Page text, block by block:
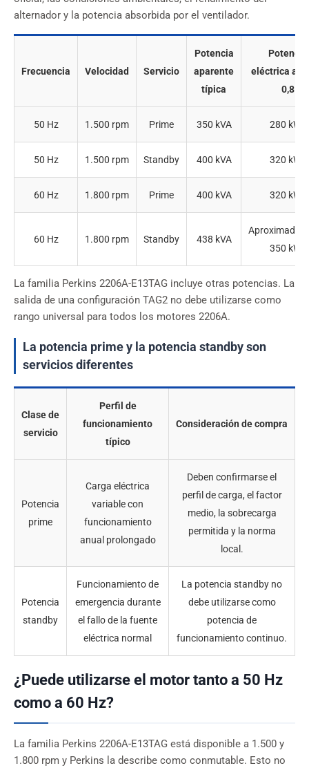
alternador y la potencia absorbida por el ventilador.
Frecuencia Velocidad Servicio
Potencia
aparente
típica
Potencia
eléctrica a
0,8
50 Hz 1.500 rpm Prime 350 kVA 280 kWe
50 Hz 1.500 rpm Standby 400 kVA 320 kWe
60 Hz 1.800 rpm Prime 400 kVA 320 kWe
60 Hz 1.800 rpm Standby 438 kVA
350 kWe
La familia Perkins 2206A-E13TAG incluye otras potencias. La
salida de una configuración TAG2 no debe utilizarse como
rango universal para todos los motores 2206A.
La potencia prime y la potencia standby son
servicios diferentes
Clase de
servicio
Perfil de
funcionamiento
típico
Consideración de compra
Potencia
prime
Carga eléctrica
variable con
funcionamiento
anual prolongado
Deben confirmarse el
perfil de carga, el factor
medio, la sobrecarga
permitida y la norma
local.
Potencia
standby
Funcionamiento de
emergencia durante
el fallo de la fuente
eléctrica normal
La potencia standby no
debe utilizarse como
potencia de
funcionamiento continuo.
¿Puede utilizarse el motor tanto a 50 Hz
como a 60 Hz?
La familia Perkins 2206A-E13TAG está disponible a 1.500 y
1.800 rpm y Perkins la describe como conmutable. Esto no